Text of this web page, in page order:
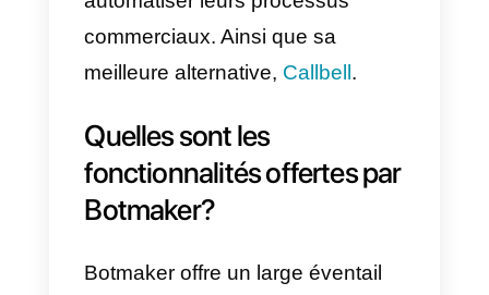
d’automatiser des tâches
répétitives. En outre, la
d’intégrations avec des
applications populaires,
créer des bots avec des